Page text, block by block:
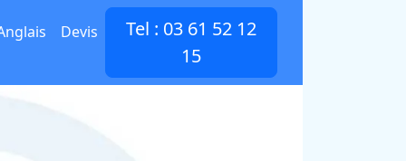
Devis
Tel : 03 61 52 12
15